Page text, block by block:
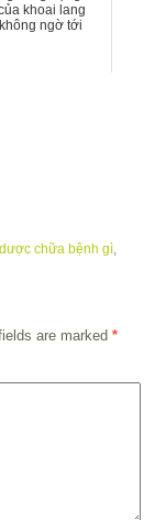
khoai lang
ngờ tới
chữa bệnh gì,
are marked *